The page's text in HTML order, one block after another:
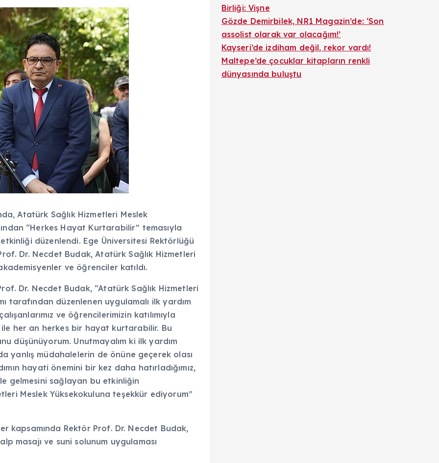
Atatürk Sağlık Hizmetleri Meslek
“Herkes Hayat Kurtarabilir” temasıyla
düzenlendi. Ege Üniversitesi Rektörlüğü
Dr. Necdet Budak, Atatürk Sağlık Hizmetleri
ve öğrenciler katıldı.
Dr. Necdet Budak, “Atatürk Sağlık Hizmetleri
tarafından düzenlenen uygulamalı ilk yardım
ve öğrencilerimizin katılımıyla
her an herkes bir hayat kurtarabilir. Bu
düşünüyorum. Unutmayalım ki ilk yardım
yanlış müdahalelerin de önüne geçerek olası
hayati önemini bir kez daha hatırladığımız,
gelmesini sağlayan bu etkinliğin
Meslek Yüksekokuluna teşekkür ediyorum”
kapsamında Rektör Prof. Dr. Necdet Budak,
masajı ve suni solunum uygulaması
Birliği: Vişne
Gözde Demirbilek, NR1 Magazin’de: ‘Son
assolist olarak var olacağım!’
Kayseri’de izdiham değil, rekor vardı!
Maltepe’de çocuklar kitapların renkli
dünyasında buluştu